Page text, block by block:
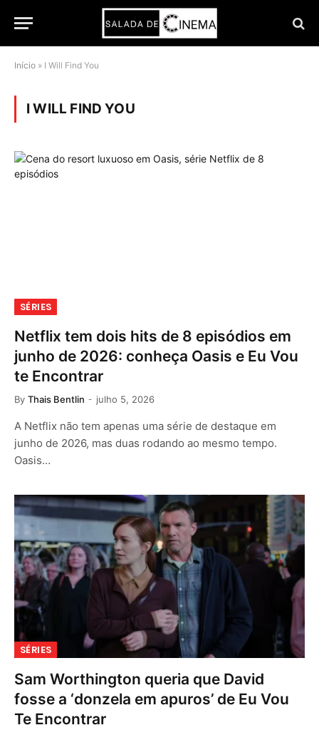
Início » I Will Find You
I WILL FIND YOU
SÉRIES
Netflix tem dois hits de 8 episódios em
junho de 2026: conheça Oasis e Eu Vou
te Encontrar
By Thais Bentlin julho 5, 2026
A Netflix não tem apenas uma série de destaque em
junho de 2026, mas duas rodando ao mesmo tempo.
Oasis…
SÉRIES
Sam Worthington queria que David
fosse a ‘donzela em apuros’ de Eu Vou
Te Encontrar